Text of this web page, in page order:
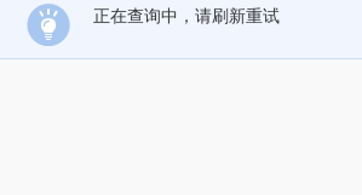
正在查询中，请刷新重试